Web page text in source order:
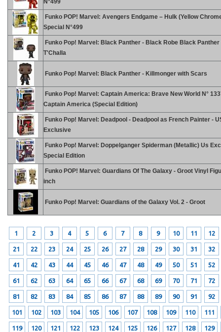
N°499
Funko POP! Marvel: Avengers Endgame – Hulk (Yellow
Special N°499
Funko Pop! Marvel: Black Panther - Black Robe Black Panther
T'Challa
Funko Pop! Marvel: Black Panther - Killmonger with Scars
Funko Pop! Marvel: Captain America: Brave New World N°
Captain America (Special Edition)
Funko Pop! Marvel: Deadpool - Deadpool as French Painter -
Exclusive
Funko Pop! Marvel: Doppelganger Spiderman (Metallic) Us
Special Edition
Funko POP! Marvel: Guardians Of The Galaxy - Groot Vinyl
inch
Funko Pop! Marvel: Guardians of the Galaxy Vol. 2 - Groot
1 2 3 4 5 6 7 8 9 10 11 12
21 22 23 24 25 26 27 28 29 30 31 32
41 42 43 44 45 46 47 48 49 50 51 52
61 62 63 64 65 66 67 68 69 70 71 72
81 82 83 84 85 86 87 88 89 90 91 92
101 102 103 104 105 106 107 108 109 110 111
119 120 121 122 123 124 125 126 127 128 129